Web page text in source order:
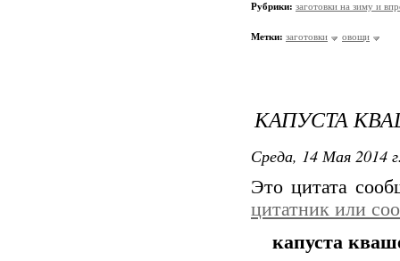
Рубрики: заготовки на зиму и
Метки: заготовки овощи
КАПУСТА
Среда, 14 Мая 2014
Это цитата
цитатник или
капуста